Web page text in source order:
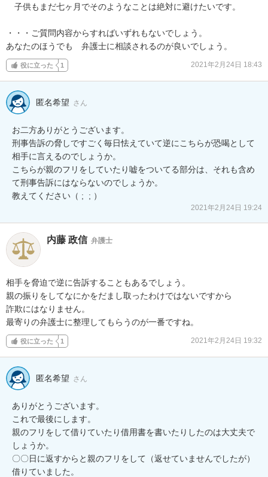
子供もまだ七ヶ月でそのようなことは絶対に避けたいです。
・・・ご質問内容からすればいずれもないでしょう。
あなたのほうでも　弁護士に相談されるのが良いでしょう。
役に立った 1 2021年2月24日 18:43
匿名希望 さん
お二方ありがとうございます。
刑事告訴の脅しですごく毎日怯えていて逆にこちらが恐喝として
相手に言えるのでしょうか。
こちらが親のフリをしていたり嘘をついてる部分は、それも含め
て刑事告訴にはならないのでしょうか。
教えてください（ ;  ; ）
2021年2月24日 19:24
内藤 政信 弁護士
相手を脅迫で逆に告訴することもあるでしょう。
親の振りをしてなにかをだまし取ったわけではないですから
詐欺にはなりません。
最寄りの弁護士に整理してもらうのが一番ですね。
役に立った 1 2021年2月24日 19:32
匿名希望 さん
ありがとうございます。
これで最後にします。
親のフリをして借りていたり借用書を書いたりしたのは大丈夫で
しょうか。
〇〇日に返すからと親のフリをして（返せていませんでしたが）
借りていました。